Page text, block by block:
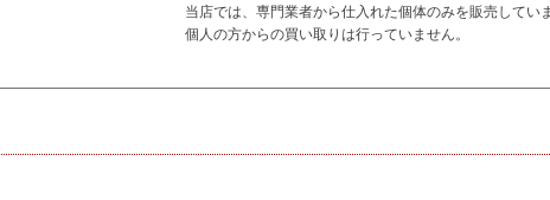
当店では、専門業者から仕入れた個体のみを販売してい
個人の方からの買い取りは行っていません。